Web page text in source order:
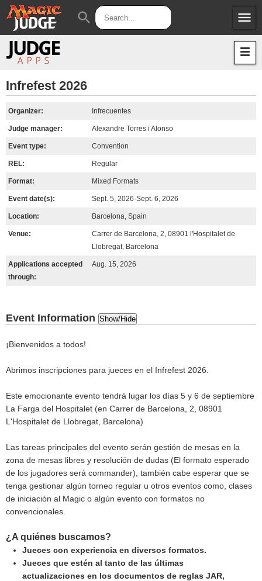
menu
Apps
search
Infrefest 2026
Organizer: Infrecuentes
Judge manager: Alexandre Torres i Alonso
Event type: Convention
REL: Regular
Format: Mixed Formats
Event date(s): Sept. 5, 2026-Sept. 6, 2026
Location: Barcelona, Spain
Venue:
Carrer de Barcelona, 2, 08901 l'Hospitalet de
Llobregat, Barcelona
Applications accepted
through:
Aug. 15, 2026
Event Information Show/Hide
¡Bienvenidos a todos!
Abrimos inscripciones para jueces en el Infrefest 2026.
Este emocionante evento tendrá lugar los días 5 y 6 de septiembre
La Farga del Hospitalet (en Carrer de Barcelona, 2, 08901
L'Hospitalet de Llobregat, Barcelona)
Las tareas principales del evento serán gestión de mesas en la
zona de mesas libres y resolución de dudas (El formato esperado
de los jugadores será commander), también cabe esperar que se
tenga gestionar algún torneo regular u otros eventos como, clases
de iniciación al Magic o algún evento con formatos no
convencionales.
¿A quiénes buscamos?
Jueces con experiencia en diversos formatos.
Jueces que estén al tanto de las últimas
actualizaciones en los documentos de reglas JAR,